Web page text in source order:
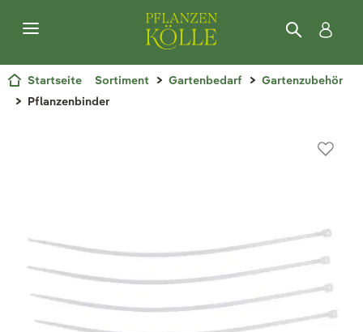
Startseite Sortiment Gartenbedarf
Gartenzubehör
Pflanzenbinder